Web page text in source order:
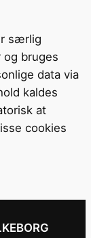
særlig
bruges
data via
kaldes
at
cookies